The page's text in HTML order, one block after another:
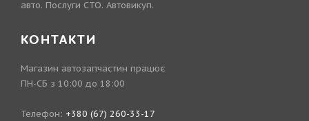
авто. Послуги СТО. Автовикуп.
КОНТАКТИ
Магазин автозапчастин працює
ПН-СБ з 10:00 до 18:00
Телефон: +380 (67) 260-33-17